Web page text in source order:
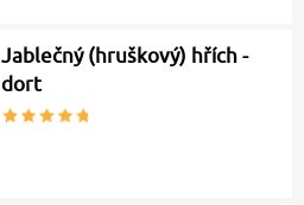
Jablečný (hruškový) hřích -
dort